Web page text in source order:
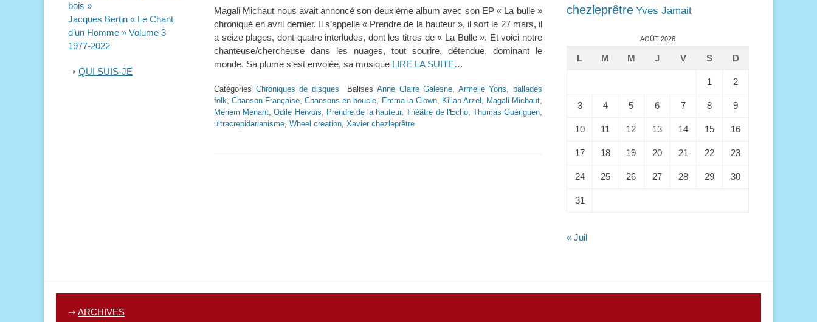
Magali Michaut nous avait annoncé son deuxième album avec son EP « La bulle »
chroniqué en avril dernier. Il s’appelle « Prendre de la hauteur », il sort le 27 mars, il
a seize plages, dont quatre interludes, dont les titres de « La Bulle ». Et voici notre
chanteuse/chercheuse dans les nuages, tout sourire, détendue, dominant le
monde. Sa plume s’est envolée, sa musique LIRE LA SUITE…
Catégories Chroniques de disques BalisesAnne Claire Galesne, Armelle Yons,
ballades
folk,Chanson Française,Chansons en boucle, Emma la Clown, Kilian Arzel , Magali Michaut,
Meriem Menant,Odile Hervois, Prendre de la hauteur,Théâtre de l'Echo, Thomas Guériguen,
ultracrepidarianisme, Wheel creation, Xavier chezleprêtre
chezleprêtre Yves Jamait
AOÛT 2026
L M M J V S D
1 2
3 4 5 6 7 8 9
10 11 12 13 14 15 16
17 18 19 20 21 22 23
24 25 26 27 28 29 30
31
« Juil
bois »
Jacques Bertin « Le Chant
d’un Homme » Volume 3
1977-2022
➝ QUI SUIS-JE
➝ ARCHIVES